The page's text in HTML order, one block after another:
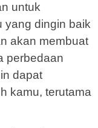
untuk
yang dingin baik
akan membuat
perbedaan
dapat
kamu, terutama